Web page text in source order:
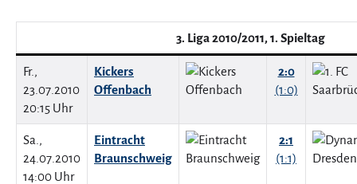
3. Liga 2010/2011, 1. Spieltag
Fr.,
23.07.2010
20:15 Uhr
Kickers
Offenbach
2:0
(1:0)
Sa.,
24.07.2010
14:00 Uhr
Eintracht
Braunschweig
2:1
(1:1)